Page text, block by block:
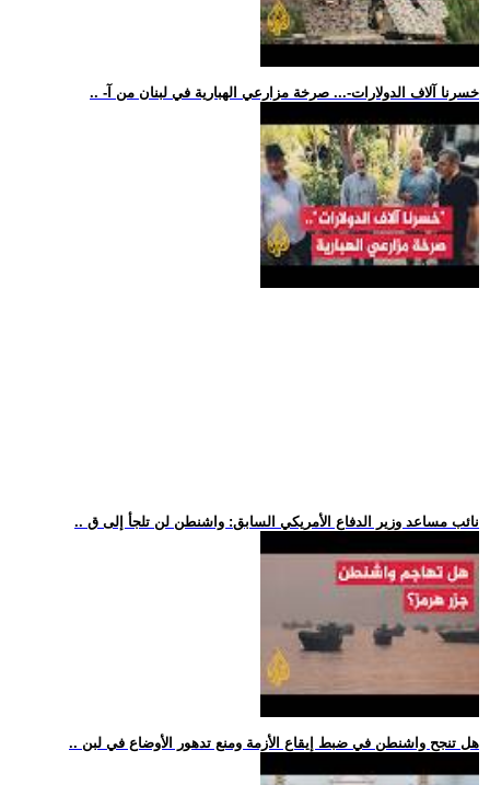
.. -خسرنا آلاف الدولارات-... صرخة مزارعي الهبارية في لبنان من آ
.. نائب مساعد وزير الدفاع الأمريكي السابق: واشنطن لن تلجأ إلى ق
.. هل تنجح واشنطن في ضبط إيقاع الأزمة ومنع تدهور الأوضاع في لبن